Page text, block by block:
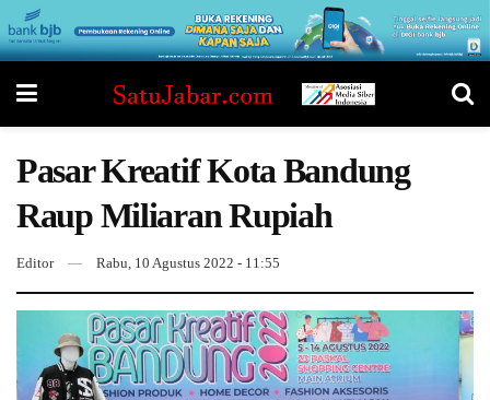
Pasar Kreatif Kota Bandung
Raup Miliaran Rupiah
Editor Rabu, 10 Agustus 2022 - 11:55